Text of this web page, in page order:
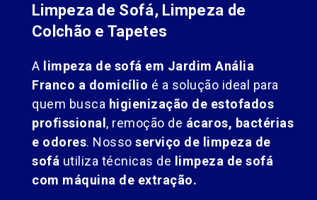
Limpeza de Sofá, Limpeza de
Colchão e Tapetes
A limpeza de sofá em Jardim Anália
Franco a domicílio é a solução ideal para
quem busca higienização de estofados
profissional, remoção de ácaros, bactérias
e odores. Nosso serviço de limpeza de
sofá utiliza técnicas de limpeza de sofá
com máquina de extração.